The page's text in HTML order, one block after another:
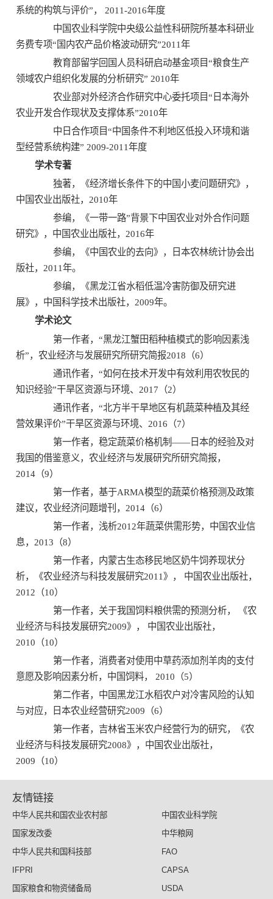
系统的构筑与评价”， 2011-2016年度
中国农业科学院中央级公益性科研院所基本科研业
务费专项“国内农产品价格波动研究”2011年
教育部留学回国人员科研启动基金项目“粮食生产
领域农户组织化发展的分析研究” 2010年
农业部对外经济合作研究中心委托项目“日本海外
农业开发合作现状及支撑体系”2010年
中日合作项目“中国条件不利地区低投入环境和谐
型经营系统构建” 2009-2011年度
学术专著
独著，《经济增长条件下的中国小麦问题研究》，
中国农业出版社，2010年
参编，《一带一路”背景下中国农业对外合作问题
研究》，中国农业出版社，2016年
参编，《中国农业的去向》，日本农林统计协会出
版社，2011年。
参编，《黑龙江省水稻低温冷害防御及研究进
展》，中国科学技术出版社，2009年。
学术论文
第一作者，“黑龙江蟹田稻种植模式的影响因素浅
析”，农业经济与发展研究所研究简报2018（6）
通讯作者，“如何在技术开发中有效利用农牧民的
知识经验”干旱区资源与环境、2017（2）
通讯作者，“北方半干旱地区有机蔬菜种植及其经
营效果评价”干旱区资源与环境、2016（7）
第一作者，稳定蔬菜价格机制——日本的经验及对
我国的借鉴意义，农业经济与发展研究所研究简报，
2014（9）
第一作者，基于ARMA模型的蔬菜价格预测及政策
建议，农业经济问题增刊，2014（6）
第一作者，浅析2012年蔬菜供需形势，中国农业信
息，2013（8）
第一作者，内蒙古生态移民地区奶牛饲养现状分
析，《农业经济与科技发展研究2011》， 中国农业出版社，
2012（10）
第一作者，关于我国饲料粮供需的预测分析， 《农
业经济与科技发展研究2009》， 中国农业出版社，
2010（10）
第一作者，消费者对使用中草药添加剂羊肉的支付
意愿及影响因素分析，中国饲料， 2010（5）
第二作者，中国黑龙江水稻农户对冷害风险的认知
与对应，日本农业经营研究2009（6）
第一作者，吉林省玉米农户经营行为的研究，《农
业经济与科技发展研究2008》，中国农业出版社，
2009（10）
友情链接
中华人民共和国农业农村部
中国农业科学院
国家发改委
中华粮网
中华人民共和国科技部
FAO
IFPRI
CAPSA
国家粮食和物资储备局
USDA